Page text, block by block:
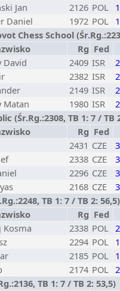
Jan 2126 POL
Daniel 1972 POL
Chess School
Rg Fed
David 2409 ISR
2382 ISR
2149 ISR
Matan 1980 ISR
(Śr.Rg.:2308, TB 1: 7 / TB
Rg Fed
2431 CZE
2338 CZE
2296 CZE
2168 CZE
TB 1: 7 / TB 2: 56,5)
Rg Fed
Kosma 2338 POL
2294 POL
2185 POL
2174 POL
TB 1: 7 / TB 2: 53,5)